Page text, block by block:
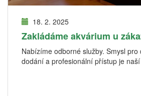
18. 2. 2025
Zakládáme akvárium u
Nabízíme odborné služby. Smysl pro
dodání a profesionální přístup je